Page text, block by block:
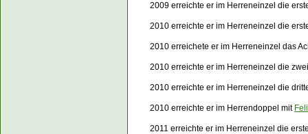
2009 erreichte er im Herreneinzel die
2010 erreichte er im Herreneinzel die
2010 erreichete er im Herreneinzel das
2010 erreichte er im Herreneinzel die
2010 erreichte er im Herreneinzel die
2010 erreichte er im Herrendoppel mit
2011 erreichte er im Herreneinzel die